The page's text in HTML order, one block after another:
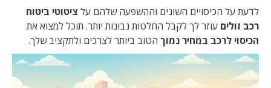
לדעת על הכיסויים השונים וההשפעה שלהם על ציטוטי ביטוח
רכב זולים עוזר לך לקבל החלטות נבונות יותר. תוכל למצוא את
הכיסוי לרכב במחיר נמוך הטוב ביותר לצרכים ולתקציב שלך.